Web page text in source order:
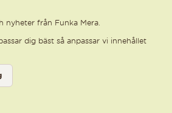
nyheter från Funka Mera.
dig bäst så anpassar vi innehållet